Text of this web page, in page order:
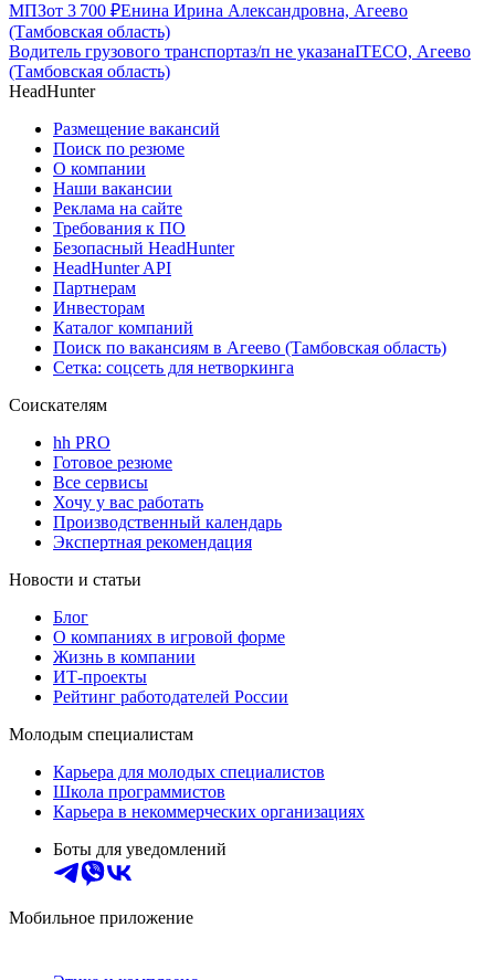
МПЗот 3 700 ₽Енина Ирина Александровна, Агеево
(Тамбовская область)
Водитель грузового транспортаз/п не указанаITECO, Агеево
(Тамбовская область)
HeadHunter
Размещение вакансий
Поиск по резюме
О компании
Наши вакансии
Реклама на сайте
Требования к ПО
Безопасный HeadHunter
HeadHunter API
Партнерам
Инвесторам
Каталог компаний
Поиск по вакансиям в Агеево (Тамбовская область)
Сетка: соцсеть для нетворкинга
Соискателям
hh PRO
Готовое резюме
Все сервисы
Хочу у вас работать
Производственный календарь
Экспертная рекомендация
Новости и статьи
Блог
О компаниях в игровой форме
Жизнь в компании
ИТ-проекты
Рейтинг работодателей России
Молодым специалистам
Карьера для молодых специалистов
Школа программистов
Карьера в некоммерческих организациях
Боты для уведомлений
Мобильное приложение